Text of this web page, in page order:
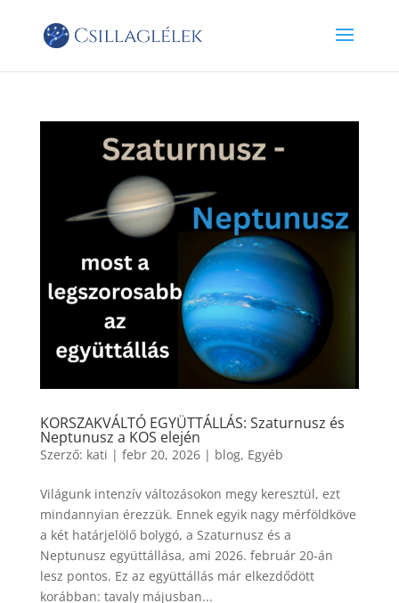
KORSZAKVÁLTÓ EGYÜTTÁLLÁS: Szaturnusz és
Neptunusz a KOS elején
Szerző: kati | febr 20, 2026| blog, Egyéb
Világunk intenzív változásokon megy keresztül, ezt
mindannyian érezzük. Ennek egyik nagy mérföldköve
a két határjelölő bolygó, a Szaturnusz és a
Neptunusz együttállása, ami 2026. február 20-án
lesz pontos. Ez az együttállás már elkezdődött
korábban: tavaly májusban...